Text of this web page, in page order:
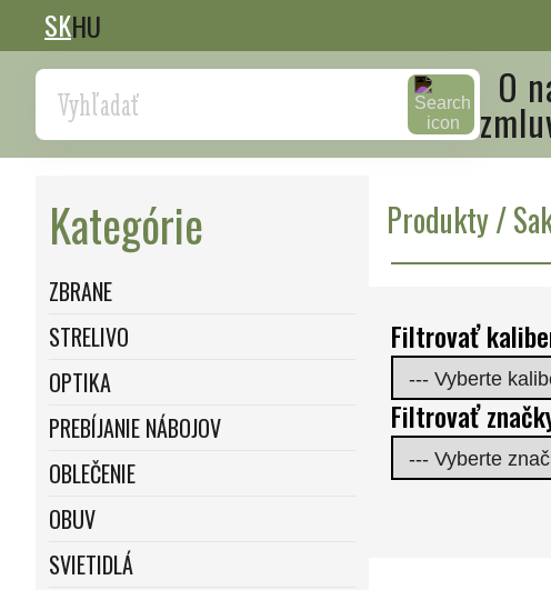
SKHU
Search O
Kategórie
ZBRANE
STRELIVO
OPTIKA
PREBÍJANIE NÁBOJOV
OBLEČENIE
OBUV
SVIETIDLÁ
Produkty /
Filtrovať
Filtrovať